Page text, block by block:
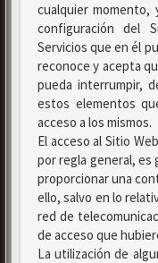
cualquier momento,
configuración del
Servicios que en él
reconoce y acepta
pueda interrumpir,
estos elementos
acceso a los mismos.
El acceso al Sitio
por regla general,
proporcionar una
ello, salvo en lo
red de
de acceso que
La utilización de